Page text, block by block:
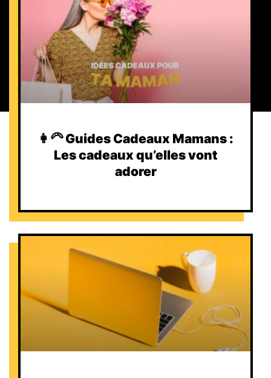
👩‍🦳 Guides Cadeaux Mamans :
Les cadeaux qu’elles vont
adorer